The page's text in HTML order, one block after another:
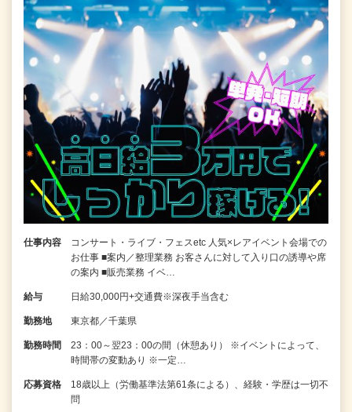
仕事内容
コンサート・ライブ・フェスetc 人気×レアイベント会場での
お仕事 ■案内／整理業務 お客さんに対して入り口の誘導や席
の案内 ■販売業務 イベ…
給与 日給30,000円+交通費※深夜手当含む
勤務地 東京都／千葉県
勤務時間
23：00～翌23：00の間（休憩あり） ※イベントによって、
時間帯の変動あり ※一定…
応募資格
18歳以上（労働基準法第61条による）、経験・学歴は一切不
問